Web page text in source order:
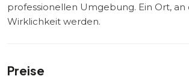
professionellen Umgebung. Ein Ort,
Wirklichkeit werden.
Preise